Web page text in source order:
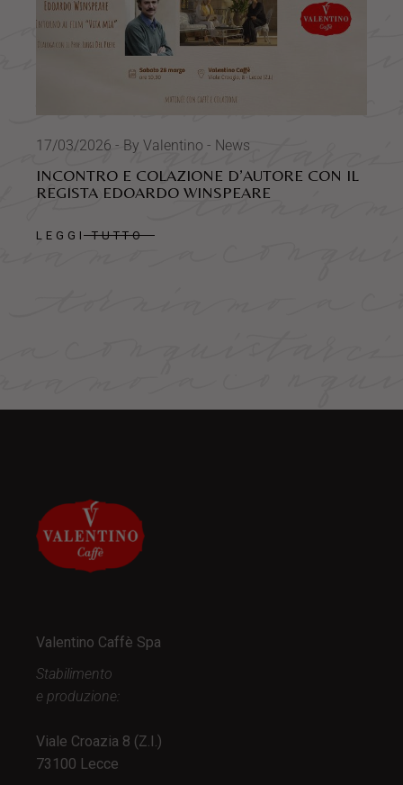
17/03/2026 By Valentino News
INCONTRO E COLAZIONE D’AUTORE CON IL
REGISTA EDOARDO WINSPEARE
LEGGI TUTTO
Valentino Caffè Spa
Stabilimento
e produzione:
Viale Croazia 8 (Z.I.)
73100 Lecce